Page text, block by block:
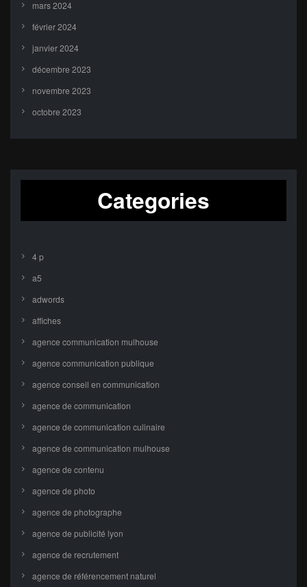
mars 2024
février 2024
janvier 2024
décembre 2023
novembre 2023
octobre 2023
Categories
4 p
a5
adwords
affiches
agence communication mulhouse
agence communication publique
agence conseil en communication
agence de communication
agence de communication culinaire
agence de communication mulhouse
agence de contenu
agence de photo
agence de photographe
agence de publicité lyon
agence de recrutement
agence de référencement naturel